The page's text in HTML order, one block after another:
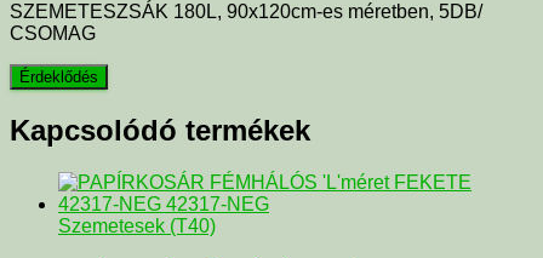
SZEMETESZSÁK 180L, 90x120cm-es méretben, 5DB/
CSOMAG
Kapcsolódó termékek
Szemetesek (T40)